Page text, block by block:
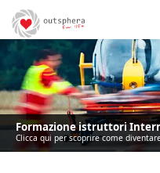
Formazione istruttori
Clicca qui per scoprire come